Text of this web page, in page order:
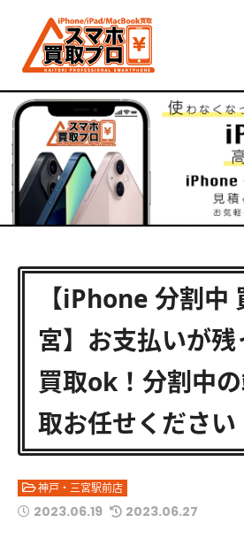
【iPhone 分割中
宮】お支払いが残
買取ok！分割中
取お任せください
神戸・三宮駅前店
2023.06.19 2023.06.27